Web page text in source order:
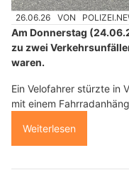
26.06.26 VON
Am Donnerstag
zu zwei
waren.
Ein Velofahrer stürzte in
mit einem
Weiterlesen